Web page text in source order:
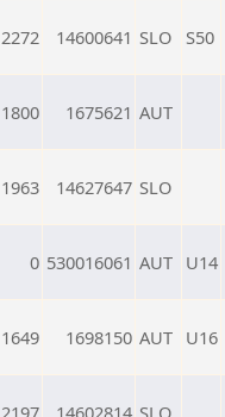
2272 14600641 SLO S50
1800 1675621 AUT
1963 14627647 SLO
0 530016061 AUT U14
1649 1698150 AUT U16
2197 14602814 SLO